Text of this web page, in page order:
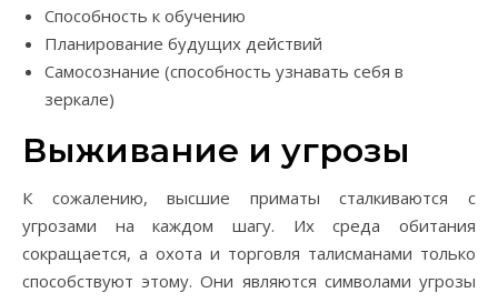
Способность к обучению
Планирование будущих действий
Самосознание (способность узнавать себя в
зеркале)
Выживание и угрозы
К сожалению, высшие приматы сталкиваются с
угрозами на каждом шагу. Их среда обитания
сокращается, а охота и торговля талисманами только
способствуют этому. Они являются символами угрозы